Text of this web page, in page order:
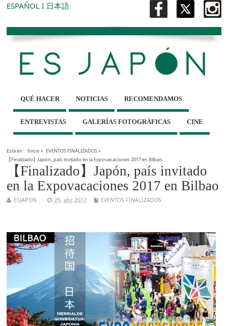
ESPAÑOL I 日本語
QUÉ HACER NOTICIAS RECOMENDAMOS
ENTREVISTAS GALERÍAS FOTOGRÁFICAS CINE
Está en : Inicio» EVENTOS FINALIZADOS»
【Finalizado】Japón, país invitado en la Expovacaciones 2017 en Bilbao
【Finalizado】Japón, país invitado
en la Expovacaciones 2017 en Bilbao
ESJAPON 25, abr, 2017 EVENTOS FINALIZADOS